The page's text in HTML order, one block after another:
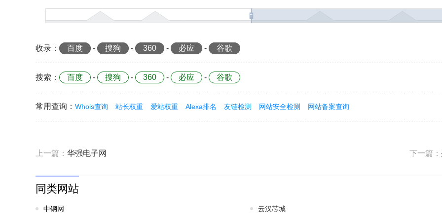
收录 ： 百度 - 搜狗 - 360 - 必应 - 谷歌
搜索 ： 百度 - 搜狗 - 360 - 必应 - 谷歌
常用查询 ： Whois查询 站长权重 爱站权重 Alexa排名 友链检测 网站安全检测 网站备案查询
上一篇： 华强电子网 下一篇：
同类网站
中钢网
云汉芯城